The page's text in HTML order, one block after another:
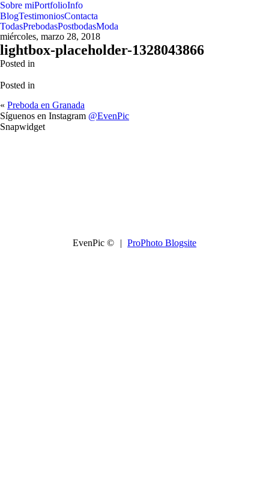
Sobre miPortfolioInfo
BlogTestimoniosContacta
TodasPrebodasPostbodasModa
miércoles, marzo 28, 2018
lightbox-placeholder-1328043866
Posted in
Posted in
« Preboda en Granada
Síguenos en Instagram @EvenPic
Snapwidget
EvenPic © | ProPhoto Blogsite